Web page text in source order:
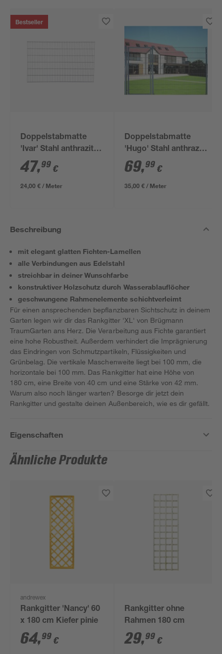
Bestseller
Doppelstabmatte
'Ivar' Stahl anthrazit
200 x 123 cm
47,99 €
24,00 € / Meter
Doppelstabmatte
'Hugo' Stahl anthrazit
200 x 180 cm
69,99 €
35,00 € / Meter
Beschreibung
mit elegant glatten Fichten-Lamellen
alle Verbindungen aus Edelstahl
streichbar in deiner Wunschfarbe
konstruktiver Holzschutz durch Wasserablauflöcher
geschwungene Rahmenelemente schichtverleimt
Für einen ansprechenden bepflanzbaren Sichtschutz in deinem
Garten legen wir dir das Rankgitter 'XL' von Brügmann
TraumGarten ans Herz. Die Verarbeitung aus Fichte garantiert
eine hohe Robustheit. Außerdem verhindert die Imprägnierung
das Eindringen von Schmutzpartikeln, Flüssigkeiten und
Grünbelag. Die vertikale Maschenweite liegt bei 100 mm, die
horizontale bei 100 mm. Das Rankgitter hat eine Höhe von
180 cm, eine Breite von 40 cm und eine Stärke von 42 mm.
Warum also noch länger warten? Besorge dir jetzt dein
Rankgitter und gestalte deinen Außenbereich, wie es dir gefällt.
Eigenschaften
Ähnliche Produkte
andrewex
Rankgitter 'Nancy' 60
x 180 cm Kiefer pinie
64,99 €
Rankgitter ohne
Rahmen 180 cm
29,99 €